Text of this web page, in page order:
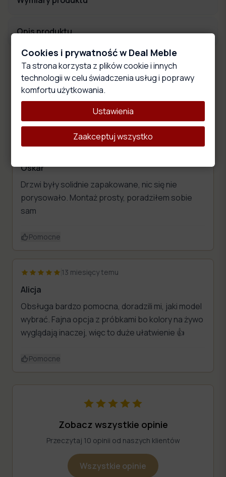
Opis produktu
Oceny i opinie
4.9 opinii
10ocen
Oskar
Drzwi były solidnie zapakowane, nic się nie
porysowało. Montaż prosty, poradziłem sobie
sam
Pomocne
13 miesięcy temu
Alicja
Obsługa bardzo pomocna, doradzili mi, jaki model
wybrać. Fajna opcja z próbkami bo kolory na żywo
wyglądają inaczej, więc to duże ułatwienie 👍
Pomocne
Zobacz wszystkie opinie
Przeczytaj 10 opinii od naszych klientów
Wszystkie opinie
Cookies i prywatność w Deal Meble
Ta strona korzysta z plików cookie i innych
technologii w celu świadczenia usług i poprawy
komfortu użytkowania.
Ustawienia
Zaakceptuj wszystko